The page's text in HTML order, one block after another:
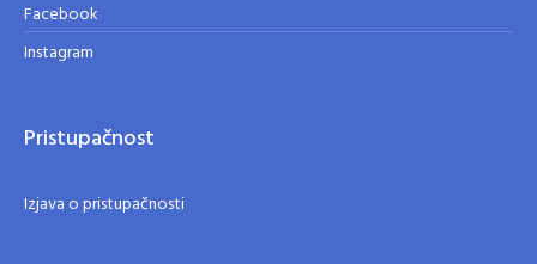
Facebook
Instagram
Pristupačnost
Izjava o pristupačnosti